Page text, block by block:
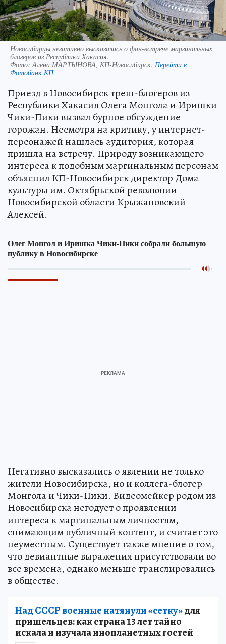
Новосибирцы негативно высказались о фан-встрече маргинальных
блогеров из Республики Хакасия.
Фото: Алена МАРТЫНОВА, КП-Новосибирск. Перейти в
Фотобанк КП
Приезд в Новосибирск треш-блогеров из
Республики Хакасия Олега Монгола и Иришки
Чики-Пики вызвал бурное обсуждение
горожан. Несмотря на критику, у интернет-
персонажей нашлась аудитория, которая
пришла на встречу. Природу возникающего
интереса к подобным маргинальным персонам
объяснил КП-Новосибирск директор Дома
культуры им. Октябрьской революции
Новосибирской области Крыжановский
Алексей.
Негативно высказались о явлении не только
жители Новосибирска, но и коллега-блогер
Монгола и Чики-Пики. Видеомейкер родом из
Новосибирска негодует о проявлении
интереса к маргинальным личностям,
снимающим публичный контент, и считает это
неуместным. Существует также мнение о том,
что девиантные выражения присутствовали во
все времена, однако меньше транслировались
в обществе.
Над СССР военные натянули «сетку»для
пришельцев: как страна 13 лет тайно
искала и изучала инопланетных гостей